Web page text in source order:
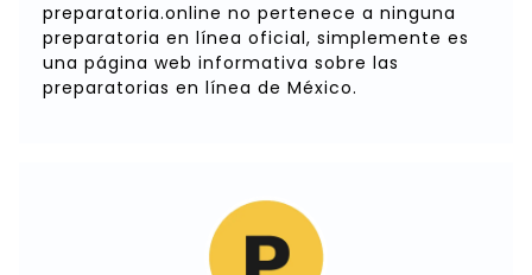
preparatoria.online no pertenece a ninguna
preparatoria en línea oficial, simplemente es
una página web informativa sobre las
preparatorias en línea de México.